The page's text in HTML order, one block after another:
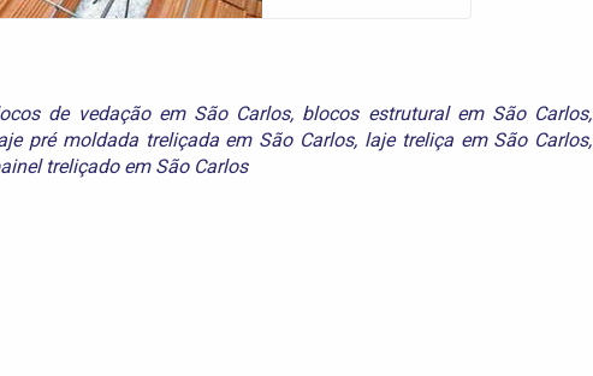
de vedação em São Carlos, blocos estrutural em São Carlos,
pré moldada treliçada em São Carlos, laje treliça em São Carlos,
treliçado em São Carlos